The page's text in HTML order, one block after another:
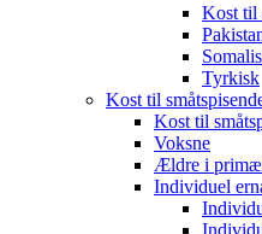
Kost til
Tyrkisk
Kost til
Kost til
Voksne
Ældre i
Individuel